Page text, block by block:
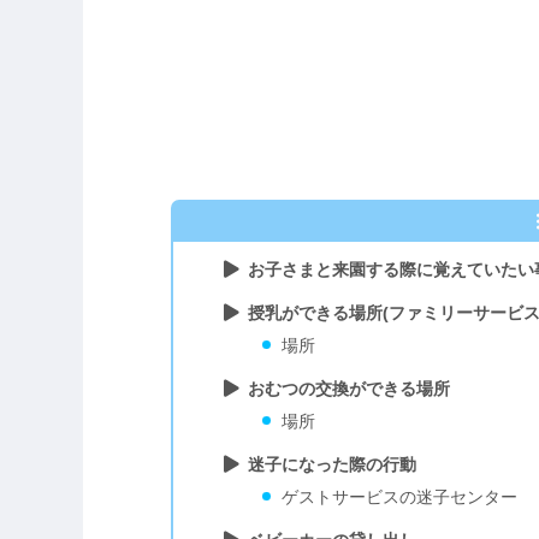
お子さまと来園する際に覚えていたい
授乳ができる場所(ファミリーサービ
場所
おむつの交換ができる場所
場所
迷子になった際の行動
ゲストサービスの迷子センター